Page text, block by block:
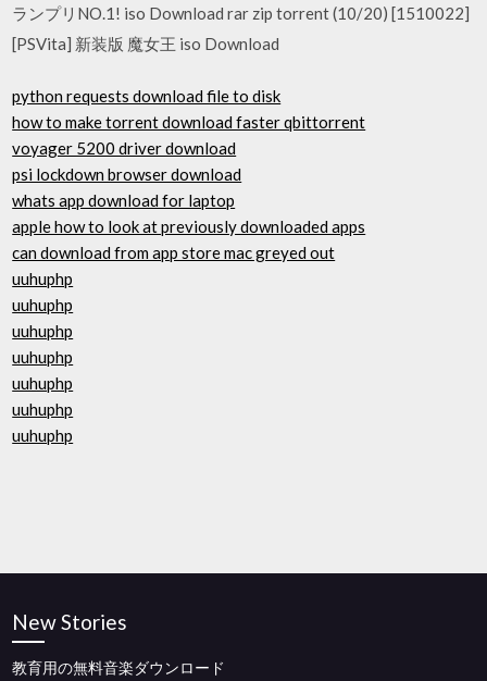
ランプリNO.1! iso Download rar zip torrent (10/20) [1510022]
[PSVita] 新装版 魔女王 iso Download
python requests download file to disk
how to make torrent download faster qbittorrent
voyager 5200 driver download
psi lockdown browser download
whats app download for laptop
apple how to look at previously downloaded apps
can download from app store mac greyed out
uuhuphp
uuhuphp
uuhuphp
uuhuphp
uuhuphp
uuhuphp
uuhuphp
New Stories
教育用の無料音楽ダウンロード